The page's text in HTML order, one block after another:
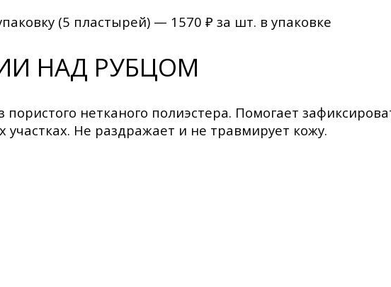
(5 пластырей) — 1570 ₽ за шт. в упаковке
НАД РУБЦОМ
пористого нетканого полиэстера. Помогает
Не раздражает и не травмирует кожу.